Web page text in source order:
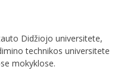
Didžiojo universitete,
technikos universitete
mokyklose.